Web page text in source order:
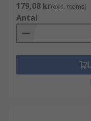
179,08 kr(exkl. moms)
Antal